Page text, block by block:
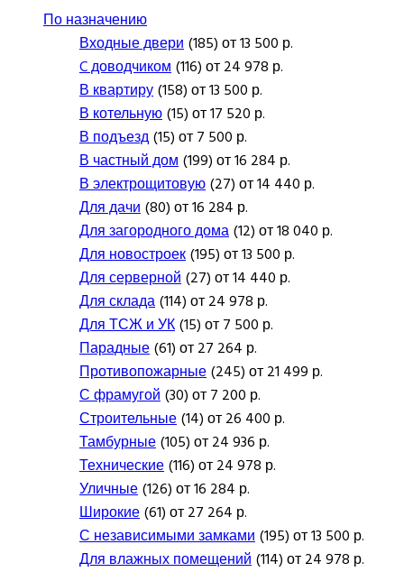
По назначению
Входные двери(185) от 13 500 р.
C доводчиком(116) от 24 978 р.
В квартиру(158) от 13 500 р.
В котельную(15) от 17 520 р.
В подъезд(15) от 7 500 р.
В частный дом(199) от 16 284 р.
В электрощитовую(27) от 14 440 р.
Для дачи(80) от 16 284 р.
Для загородного дома(12) от 18 040 р.
Для новостроек(195) от 13 500 р.
Для серверной(27) от 14 440 р.
Для склада(114) от 24 978 р.
Для ТСЖ и УК(15) от 7 500 р.
Парадные(61) от 27 264 р.
Противопожарные(245) от 21 499 р.
С фрамугой(30) от 7 200 р.
Строительные(14) от 26 400 р.
Тамбурные(105) от 24 936 р.
Технические(116) от 24 978 р.
Уличные(126) от 16 284 р.
Широкие(61) от 27 264 р.
С независимыми замками(195) от 13 500 р.
Для влажных помещений(114) от 24 978 р.